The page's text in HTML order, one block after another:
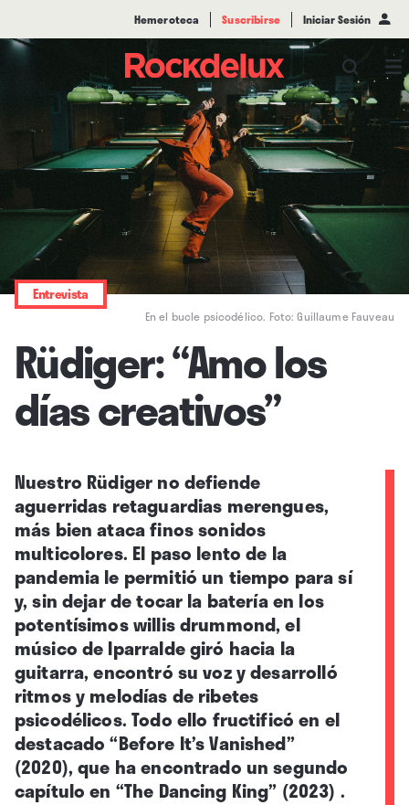
Hemeroteca Suscribirse Iniciar Sesión
En el bucle psicodélico. Foto: Guillaume Fauveau
Entrevista
Rüdiger: “Amo los
días creativos”
Nuestro Rüdiger no defiende
aguerridas retaguardias merengues,
más bien ataca finos sonidos
multicolores. El paso lento de la
pandemia le permitió un tiempo para sí
y, sin dejar de tocar la batería en los
potentísimos willis drummond, el
músico de Iparralde giró hacia la
guitarra, encontró su voz y desarrolló
ritmos y melodías de ribetes
psicodélicos. Todo ello fructificó en el
destacado “Before It’s Vanished”
(2020), que ha encontrado un segundo
capítulo en “The Dancing King” (2023) .